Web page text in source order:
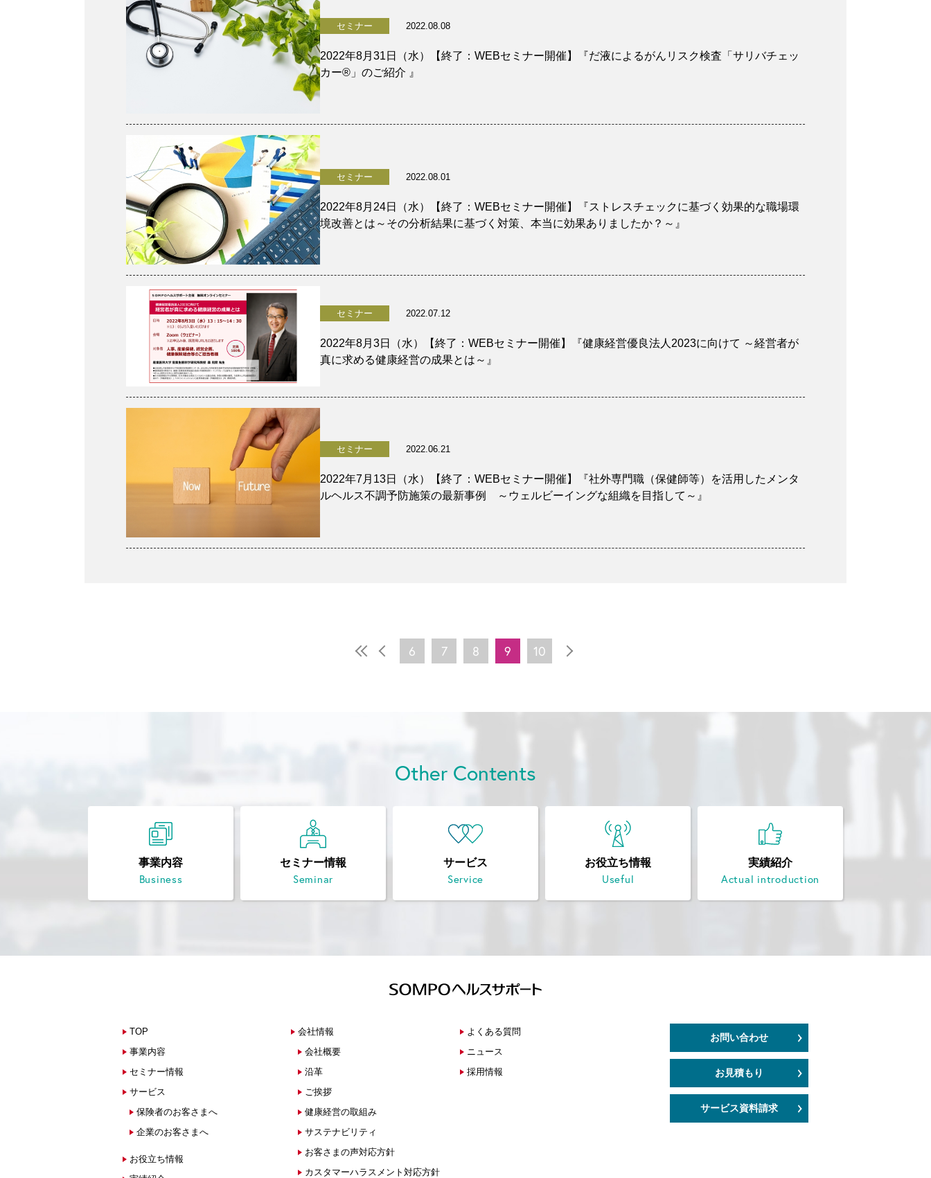
セミナー 2022.08.08
2022年8月31日（水）【終了：WEBセミナー開催】『だ液によるがんリスク検査「サリバチェッ
カー®️」のご紹介 』
セミナー 2022.08.01
2022年8月24日（水）【終了：WEBセミナー開催】『ストレスチェックに基づく効果的な職場環
境改善とは～その分析結果に基づく対策、本当に効果ありましたか？～』
セミナー 2022.07.12
2022年8月3日（水）【終了：WEBセミナー開催】『健康経営優良法人2023に向けて ～経営者が
真に求める健康経営の成果とは～』
セミナー 2022.06.21
2022年7月13日（水）【終了：WEBセミナー開催】『社外専門職（保健師等）を活用したメンタ
ルヘルス不調予防施策の最新事例 ～ウェルビーイングな組織を目指して～』
6 7 8 9 10
Other Contents
事業内容
Business
セミナー情報
Seminar
サービス
Service
お役立ち情報
Useful
実績紹介
Actual introduction
TOP
事業内容
セミナー情報
サービス
保険者のお客さまへ
企業のお客さまへ
お役立ち情報
会社情報
会社概要
沿革
ご挨拶
健康経営の取組み
サステナビリティ
お客さまの声対応方針
カスタマーハラスメント対応方針
よくある質問
ニュース
採用情報
お問い合わせ
お見積もり
サービス資料請求